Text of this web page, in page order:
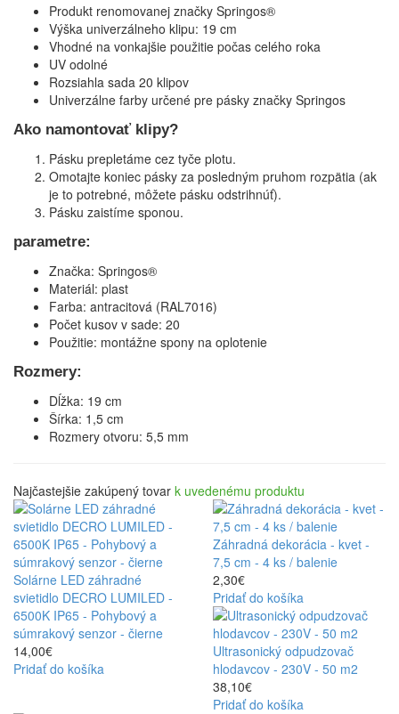
Produkt renomovanej značky Springos®
Výška univerzálneho klipu: 19 cm
Vhodné na vonkajšie použitie počas celého roka
UV odolné
Rozsiahla sada 20 klipov
Univerzálne farby určené pre pásky značky Springos
Ako namontovať klipy?
Pásku prepletáme cez tyče plotu.
Omotajte koniec pásky za posledným pruhom rozpätia (ak
je to potrebné, môžete pásku odstrihnúť).
Pásku zaistíme sponou.
parametre:
Značka: Springos®
Materiál: plast
Farba: antracitová (RAL7016)
Počet kusov v sade: 20
Použitie: montážne spony na oplotenie
Rozmery:
Dĺžka: 19 cm
Šírka: 1,5 cm
Rozmery otvoru: 5,5 mm
Najčastejšie zakúpený tovar k uvedenému produktu
Solárne LED záhradné
svietidlo DECRO LUMILED -
6500K IP65 - Pohybový a
súmrakový senzor - čierne
14,00€
Pridať do košíka
Záhradná dekorácia - kvet -
7,5 cm - 4 ks / balenie
2,30€
Pridať do košíka
Ultrasonický odpudzovač
hlodavcov - 230V - 50 m2
38,10€
Pridať do košíka